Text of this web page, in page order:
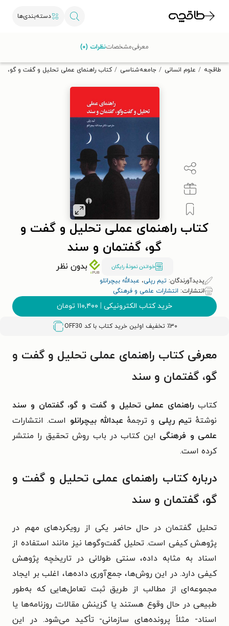
دسته‌بندی‌ها
تخفیف از طاقچه دریافت کن.
طاقچه علوم انسانی جامعه‌شناسی کتاب راهنمای عملی تحلیل و گفت و گو،
کتاب راهنمای عملی تحلیل و گفت و
گو، گفتمان و سند
خواندن نمونۀ رایگان بدون نظر
پدیدآورندگان: تیم رپلی، عبدالله بیچرانلو
انتشارات: انتشارات علمی و فرهنگی
خرید کتاب الکترونیکی | ۱۱۰,۴۰۰ تومان
٪۳۰ تخفیف اولین خرید کتاب با کد OFF30
معرفیمشخصاتنظرات (۰)
معرفی کتاب راهنمای عملی تحلیل و گفت و
گو، گفتمان و سند
کتاب راهنمای عملی تحلیل و گفت و گو، گفتمان و سند
نوشتهٔ تیم رپلی و ترجمهٔ عبدالله بیچرانلو است. انتشارات
علمی و فرهنگی این کتاب در باب روش تحقیق را منتشر
کرده است.
درباره کتاب راهنمای عملی تحلیل و گفت و
گو، گفتمان و سند
تحلیل گفتمان در حال حاضر یکی از رویکردهای مهم در
پژوهش کیفی است. تحلیل گفت‌وگوها نیز مانند استفاده از
اسناد به مثابه داده، سنتی طولانی در تاریخچه پژوهش
کیفی دارد. در این روش‌ها، جمع‌آوری داده‌ها، اغلب بر ایجاد
مجموعه‌ای از مطالب از طریق ثبت تعامل‌هایی که به‌طور
طبیعی در حال وقوع هستند یا گزینش مقالات روزنامه‌ها یا
اسناد- مثلاً پرونده‌های سازمانی- تأکید می‌شود. در این